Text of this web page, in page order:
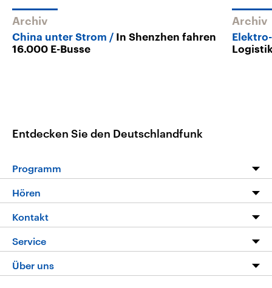
Archiv
China unter Strom
In Shenzhen fahren
16.000 E-Busse
Archiv
Entdecken Sie den Deutschlandfunk
Programm
Programm
Die Nachrichten
Nachrichtenleicht
Neue Beiträge auf dlf.de
Hören
Livestream
Podcasts
Deutschlandfunk App
Kontakt
Hörerservice
Service
FAQ
Über uns